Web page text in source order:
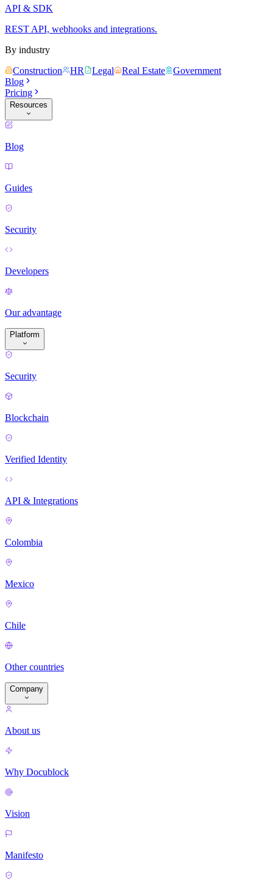
API & SDK
REST API, webhooks and integrations.
By industry
Construction
HR Legal Real Estate
Government
Blog
Pricing
Resources
Blog
Guides
Security
Developers
Our advantage
Platform
Security
Blockchain
Verified Identity
API & Integrations
Colombia
Mexico
Chile
Other countries
Company
About us
Why Docublock
Vision
Manifesto